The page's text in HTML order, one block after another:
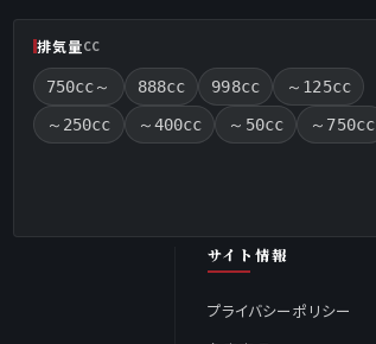
排気量CC
750cc～ 888cc 998cc
～125cc
～250cc
～400cc ～50cc ～750cc
サイト情報
プライバシーポリシー